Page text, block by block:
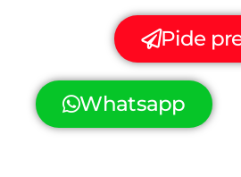
Pide
Whatsapp